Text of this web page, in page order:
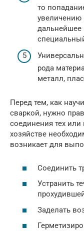
то
увеличению
дальнейшее
рода
металл,
Перед тем, как
сваркой, нужно
соединения тех
хозяйстве
возникает для
Соединить
Устранить
Заделать